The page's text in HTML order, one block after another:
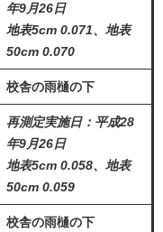
年9月26日
地表5cm 0.071、地表
50cm 0.070
校舎の雨樋の下
再測定実施日：平成28
年9月26日
地表5cm 0.058、地表
50cm 0.059
校舎の雨樋の下